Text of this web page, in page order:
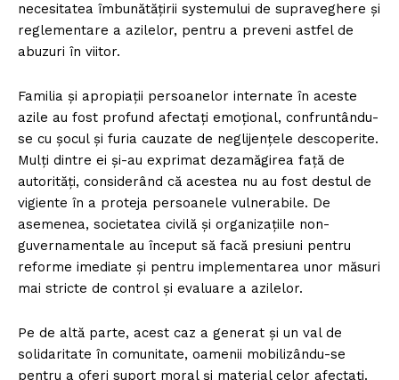
necesitatea îmbunătățirii systemului de supraveghere și
reglementare a azilelor, pentru a preveni astfel de
abuzuri în viitor.
Familia și apropiații persoanelor internate în aceste
azile au fost profund afectați emoțional, confruntându-
se cu șocul și furia cauzate de neglijențele descoperite.
Mulți dintre ei și-au exprimat dezamăgirea față de
autorități, considerând că acestea nu au fost destul de
vigiente în a proteja persoanele vulnerabile. De
asemenea, societatea civilă și organizațiile non-
guvernamentale au început să facă presiuni pentru
reforme imediate și pentru implementarea unor măsuri
mai stricte de control și evaluare a azilelor.
Pe de altă parte, acest caz a generat și un val de
solidaritate în comunitate, oamenii mobilizându-se
pentru a oferi suport moral și material celor afectați.